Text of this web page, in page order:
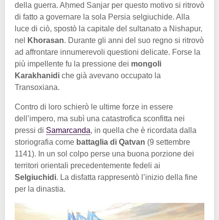
della guerra. Aḥmed Sanjar per questo motivo si ritrovò
di fatto a governare la sola Persia selgiuchide. Alla
luce di ciò, spostò la capitale del sultanato a Nishapur,
nel
Khorasan. Durante gli anni del suo regno si ritrovò
ad affrontare innumerevoli questioni delicate. Forse la
più impellente fu la pressione dei mongoli
Karakhanidi che già avevano occupato la
Transoxiana.
Contro di loro schierò le ultime forze in essere
dell’impero, ma subì una catastrofica sconfitta nei
pressi di Samarcanda, in quella che è ricordata dalla
storiografia come battaglia di Qatvan (9 settembre
1141). In un sol colpo perse una buona porzione dei
territori orientali precedentemente fedeli ai
Selgiuchidi. La disfatta rappresentò l’inizio della fine
per la dinastia.